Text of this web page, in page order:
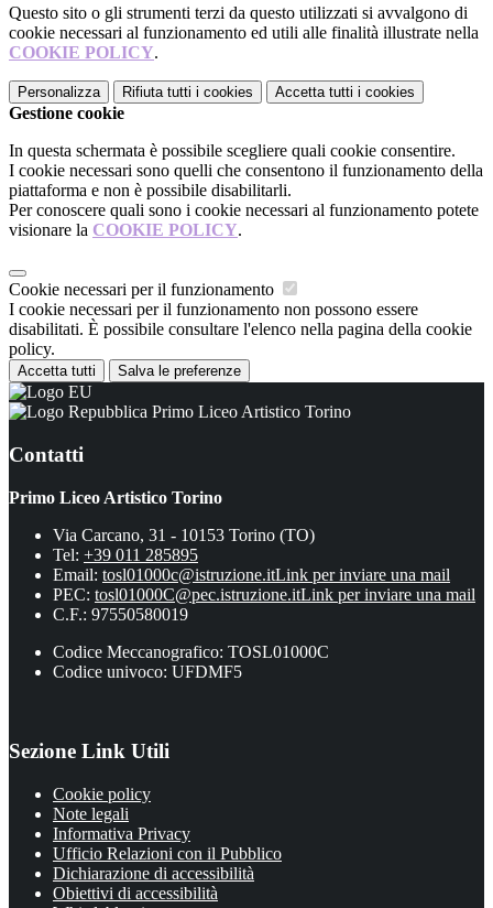
Questo sito o gli strumenti terzi da questo utilizzati si avvalgono di
cookie necessari al funzionamento ed utili alle finalità illustrate nella
COOKIE POLICY.
Personalizza Rifiuta tutti i cookies Accetta tutti i cookies
Gestione cookie
In questa schermata è possibile scegliere quali cookie consentire.
I cookie necessari sono quelli che consentono il funzionamento della
piattaforma e non è possibile disabilitarli.
Per conoscere quali sono i cookie necessari al funzionamento potete
visionare la COOKIE POLICY.
Cookie necessari per il funzionamento
I cookie necessari per il funzionamento non possono essere
disabilitati. È possibile consultare l'elenco nella pagina della cookie
policy.
Accetta tutti Salva le preferenze
Primo Liceo Artistico Torino
Contatti
Primo Liceo Artistico Torino
Via Carcano, 31 - 10153 Torino (TO)
Tel: +39 011 285895
Email: tosl01000c@istruzione.itLink per inviare una mail
PEC: tosl01000C@pec.istruzione.itLink per inviare una mail
C.F.: 97550580019
Codice Meccanografico: TOSL01000C
Codice univoco: UFDMF5
Sezione Link Utili
Cookie policy
Note legali
Informativa Privacy
Ufficio Relazioni con il Pubblico
Dichiarazione di accessibilità
Obiettivi di accessibilità